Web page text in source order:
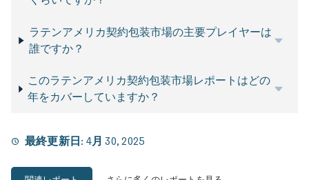
ラテンアメリカ契約包装市場の主要プレイヤーは
誰ですか？
このラテンアメリカ契約包装市場レポートはどの
年をカバーしていますか？
最終更新日: 4月 30, 2025